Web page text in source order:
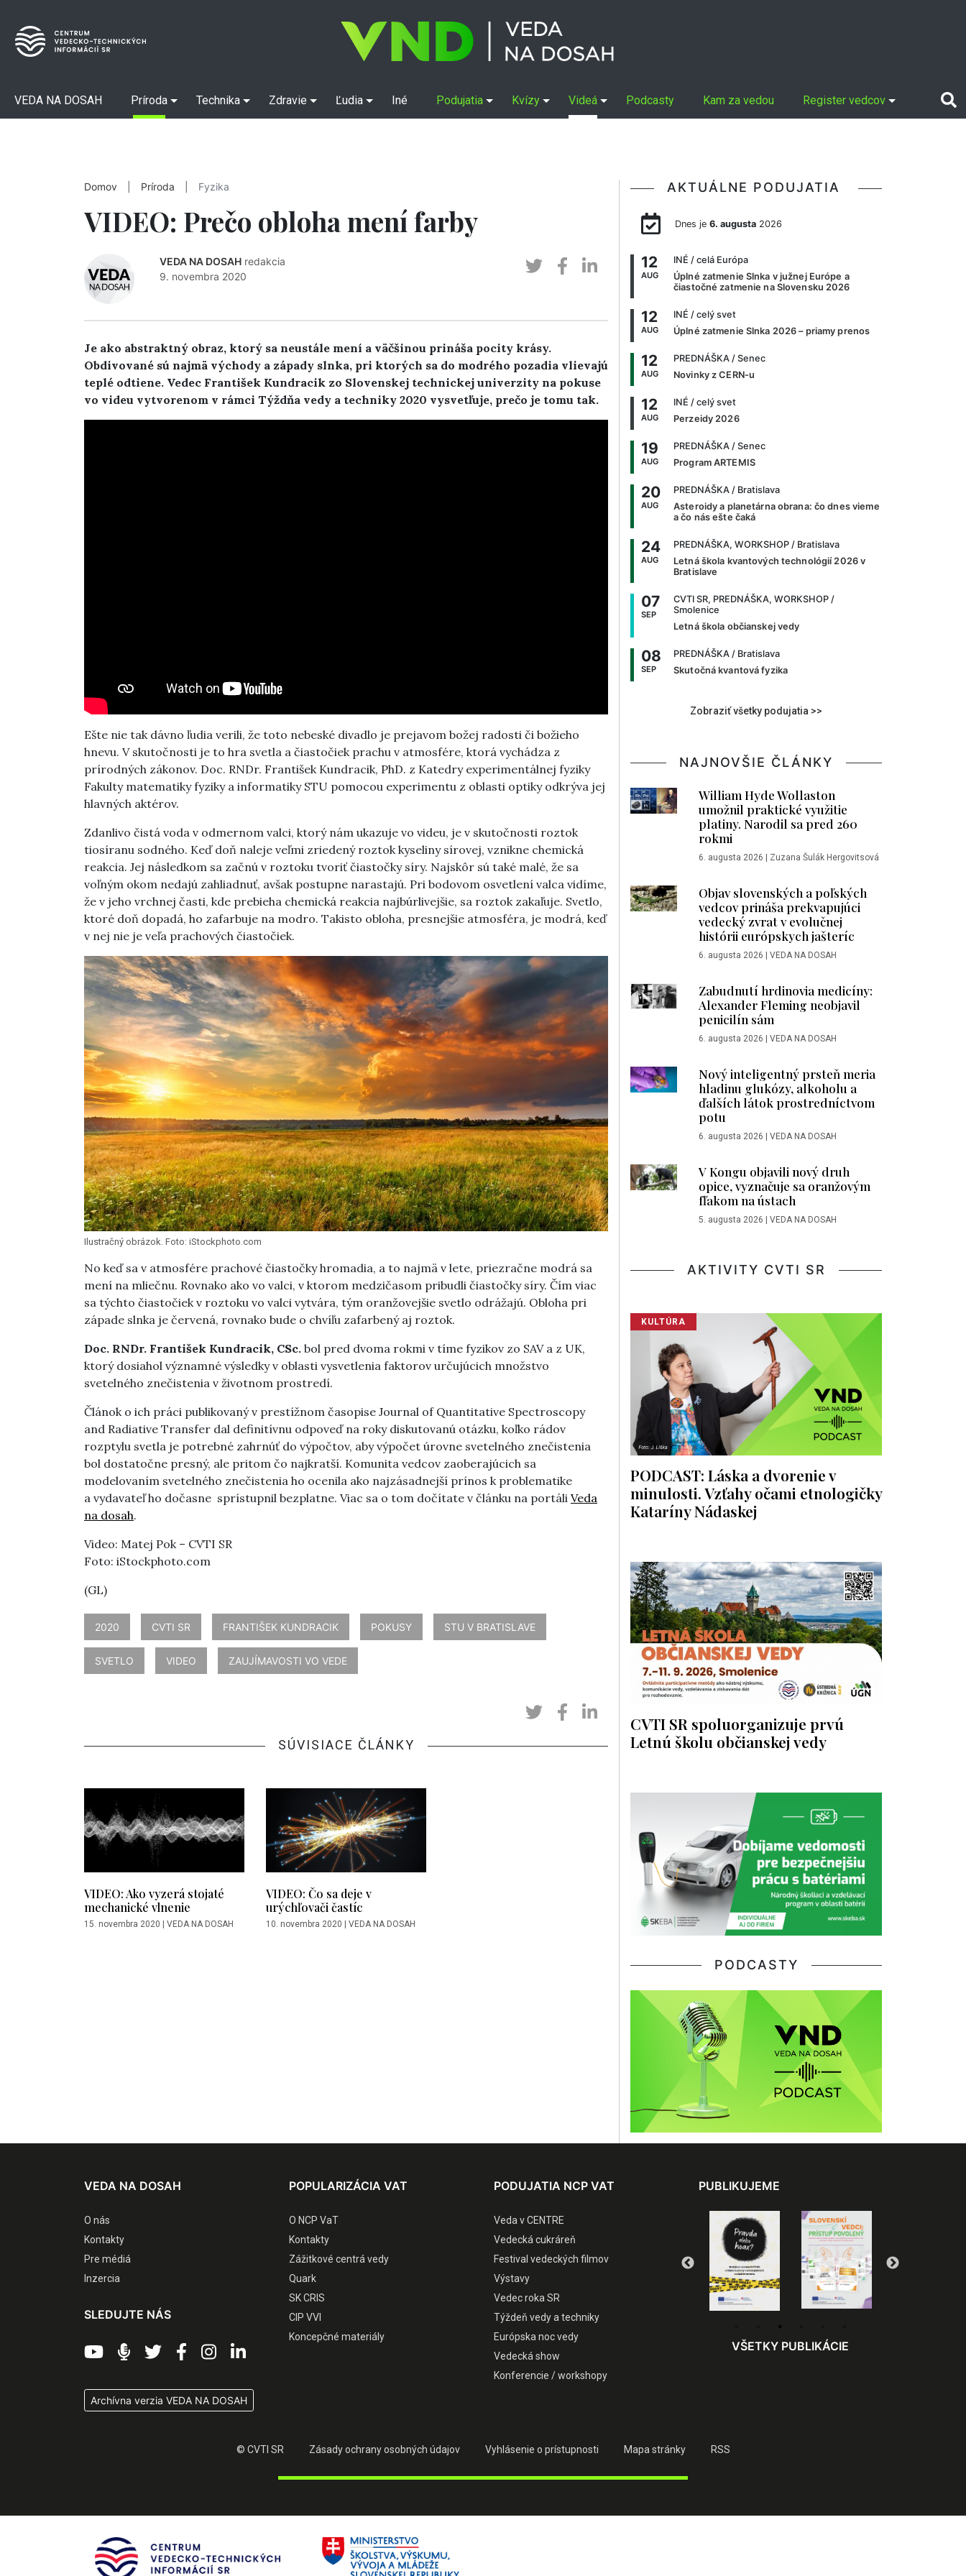
VEDA NA DOSAH Príroda Technika Zdravie Ľudia Iné Podujatia Kvízy Videá Podcasty Kam za vedou Register vedcov
Domov Príroda Fyzika
VIDEO: Prečo obloha mení farby
VEDA NA DOSAH redakcia
9. novembra 2020
Je ako abstraktný obraz, ktorý sa neustále mení a väčšinou prináša pocity krásy.
Obdivované sú najmä východy a západy slnka, pri ktorých sa do modrého pozadia vlievajú
teplé odtiene. Vedec František Kundracik zo Slovenskej technickej univerzity na pokuse
vo videu vytvorenom v rámci Týždňa vedy a techniky 2020 vysvetľuje, prečo je tomu tak.
Ešte nie tak dávno ľudia verili, že toto nebeské divadlo je prejavom božej radosti či božieho
hnevu. V skutočnosti je to hra svetla a čiastočiek prachu v atmosfére, ktorá vychádza z
prírodných zákonov. Doc. RNDr. František Kundracik, PhD. z Katedry experimentálnej fyziky
Fakulty matematiky fyziky a informatiky STU pomocou experimentu z oblasti optiky odkrýva jej
hlavných aktérov.
Zdanlivo čistá voda v odmernom valci, ktorý nám ukazuje vo videu, je v skutočnosti roztok
tiosíranu sodného. Keď doň naleje veľmi zriedený roztok kyseliny sírovej, vznikne chemická
reakcia. Jej následkom sa začnú v roztoku tvoriť čiastočky síry. Najskôr sú také malé, že sa
voľným okom nedajú zahliadnuť, avšak postupne narastajú. Pri bodovom osvetlení valca vidíme,
že v jeho vrchnej časti, kde prebieha chemická reakcia najbúrlivejšie, sa roztok zakaľuje. Svetlo,
ktoré doň dopadá, ho zafarbuje na modro. Takisto obloha, presnejšie atmosféra, je modrá, keď
v nej nie je veľa prachových čiastočiek.
Ilustračný obrázok. Foto: iStockphoto.com
No keď sa v atmosfére prachové čiastočky hromadia, a to najmä v lete, priezračne modrá sa
mení na mliečnu. Rovnako ako vo valci, v ktorom medzičasom pribudli čiastočky síry. Čím viac
sa týchto čiastočiek v roztoku vo valci vytvára, tým oranžovejšie svetlo odrážajú. Obloha pri
západe slnka je červená, rovnako bude o chvíľu zafarbený aj roztok.
Doc. RNDr. František Kundracik, CSc. bol pred dvoma rokmi v tíme fyzikov zo SAV a z UK,
ktorý dosiahol významné výsledky v oblasti vysvetlenia faktorov určujúcich množstvo
svetelného znečistenia v životnom prostredí.
Článok o ich práci publikovaný v prestížnom časopise Journal of Quantitative Spectroscopy
and Radiative Transfer dal definitívnu odpoveď na roky diskutovanú otázku, koľko rádov
rozptylu svetla je potrebné zahrnúť do výpočtov, aby výpočet úrovne svetelného znečistenia
bol dostatočne presný, ale pritom čo najkratší. Komunita vedcov zaoberajúcich sa
modelovaním svetelného znečistenia ho ocenila ako najzásadnejší prínos k problematike
a vydavateľ ho dočasne sprístupnil bezplatne. Viac sa o tom dočítate v článku na portáli Veda
na dosah.
Video: Matej Pok – CVTI SR
Foto: iStockphoto.com
(GL)
2020 CVTI SR FRANTIŠEK KUNDRACIK POKUSY STU V BRATISLAVE
SVETLO VIDEO ZAUJÍMAVOSTI VO VEDE
SÚVISIACE ČLÁNKY
VIDEO: Ako vyzerá stojaté
mechanické vlnenie
15. novembra 2020 VEDA NA DOSAH
VIDEO: Čo sa deje v
urýchľovači častíc
10. novembra 2020 VEDA NA DOSAH
AKTUÁLNE PODUJATIA
Dnes je 6. augusta2026
12
AUG
INÉ / celá Európa
Úplné zatmenie Slnka v južnej Európe a
čiastočné zatmenie na Slovensku 2026
12
AUG
INÉ / celý svet
Úplné zatmenie Slnka 2026 – priamy prenos
12
AUG
PREDNÁŠKA / Senec
Novinky z CERN-u
12
AUG
INÉ / celý svet
Perzeidy 2026
19
AUG
PREDNÁŠKA / Senec
Program ARTEMIS
20
AUG
PREDNÁŠKA / Bratislava
Asteroidy a planetárna obrana: čo dnes vieme
a čo nás ešte čaká
24
AUG
PREDNÁŠKA, WORKSHOP / Bratislava
Letná škola kvantových technológií 2026 v
Bratislave
07
SEP
CVTI SR, PREDNÁŠKA, WORKSHOP /
Smolenice
Letná škola občianskej vedy
08
SEP
PREDNÁŠKA / Bratislava
Skutočná kvantová fyzika
Zobraziť všetky podujatia >>
NAJNOVŠIE ČLÁNKY
William Hyde Wollaston
umožnil praktické využitie
platiny. Narodil sa pred 260
rokmi
6. augusta 2026 | Zuzana Šulák Hergovitsová
Objav slovenských a poľských
vedcov prináša prekvapujúci
vedecký zvrat v evolučnej
histórii európskych jašteríc
6. augusta 2026 | VEDA NA DOSAH
Zabudnutí hrdinovia medicíny:
Alexander Fleming neobjavil
penicilín sám
6. augusta 2026 | VEDA NA DOSAH
Nový inteligentný prsteň meria
hladinu glukózy, alkoholu a
ďalších látok prostredníctvom
potu
6. augusta 2026 | VEDA NA DOSAH
V Kongu objavili nový druh
opice, vyznačuje sa oranžovým
fľakom na ústach
5. augusta 2026 | VEDA NA DOSAH
AKTIVITY CVTI SR
KULTÚRA
PODCAST: Láska a dvorenie v
minulosti. Vzťahy očami etnologičky
Kataríny Nádaskej
CVTI SR spoluorganizuje prvú
Letnú školu občianskej vedy
PODCASTY
VEDA NA DOSAH
O nás
Kontakty
Pre médiá
Inzercia
SLEDUJTE NÁS
Archívna verzia VEDA NA DOSAH
POPULARIZÁCIA VAT
O NCP VaT
Kontakty
Zážitkové centrá vedy
Quark
SK CRIS
CIP VVI
Koncepčné materiály
PODUJATIA NCP VAT
Veda v CENTRE
Vedecká cukráreň
Festival vedeckých filmov
Výstavy
Vedec roka SR
Týždeň vedy a techniky
Európska noc vedy
Vedecká show
Konferencie / workshopy
PUBLIKUJEME
VŠETKY PUBLIKÁCIE
© CVTI SR Zásady ochrany osobných údajov Vyhlásenie o prístupnosti Mapa stránky RSS